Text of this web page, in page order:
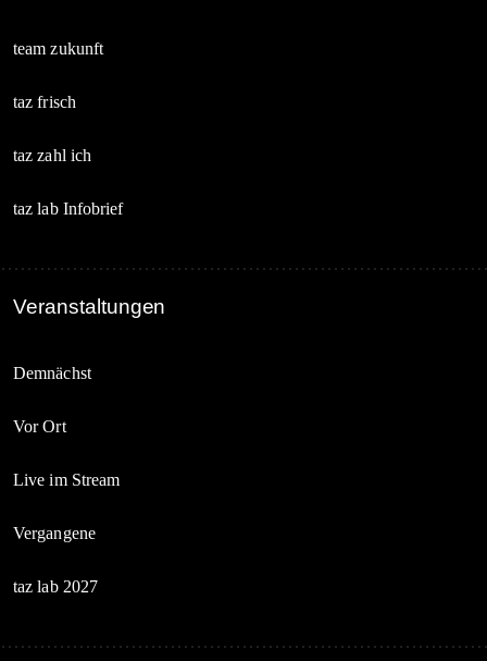
team zukunft
taz frisch
taz zahl ich
taz lab Infobrief
Veranstaltungen
Demnächst
Vor Ort
Live im Stream
Vergangene
taz lab 2027